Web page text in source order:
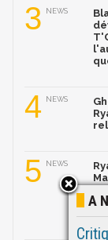
3 NEWS
4 NEWS
5 NEWS
A